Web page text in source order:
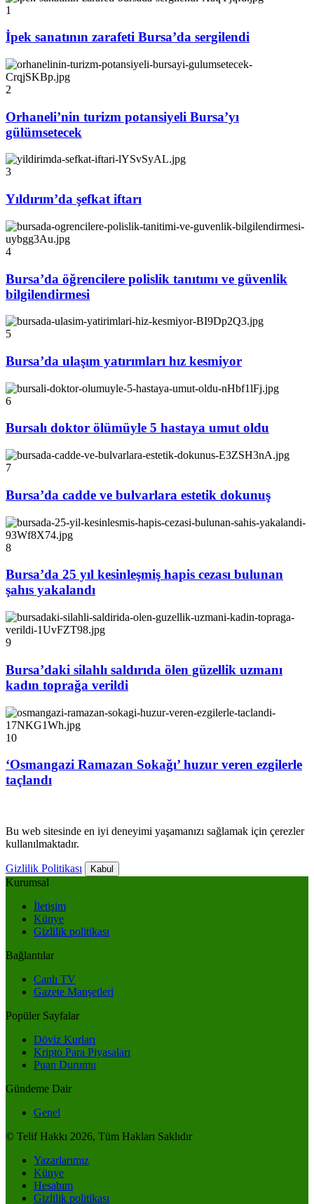
1
İpek sanatının zarafeti Bursa’da sergilendi
2
Orhaneli’nin turizm potansiyeli Bursa’yı
gülümsetecek
3
Yıldırım’da şefkat iftarı
4
Bursa’da öğrencilere polislik tanıtımı ve güvenlik
bilgilendirmesi
5
Bursa’da ulaşım yatırımları hız kesmiyor
6
Bursalı doktor ölümüyle 5 hastaya umut oldu
7
Bursa’da cadde ve bulvarlara estetik dokunuş
8
Bursa’da 25 yıl kesinleşmiş hapis cezası bulunan
şahıs yakalandı
9
Bursa’daki silahlı saldırıda ölen güzellik uzmanı
kadın toprağa verildi
10
‘Osmangazi Ramazan Sokağı’ huzur veren ezgilerle
taçlandı
Bu web sitesinde en iyi deneyimi yaşamanızı sağlamak için çerezler
kullanılmaktadır.
Gizlilik Politikası Kabul
Kurumsal
İletişim
Künye
Gizlilik politikası
Bağlantılar
Canlı TV
Gazete Manşetleri
Popüler Sayfalar
Döviz Kurları
Kripto Para Piyasaları
Puan Durumu
Gündeme Dair
Genel
© Telif Hakkı 2026, Tüm Hakları Saklıdır
Yazarlarımız
Künye
Hesabım
Gizlilik politikası